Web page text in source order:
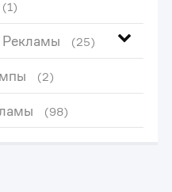
(1)
Рекламы (25)
(2)
(98)